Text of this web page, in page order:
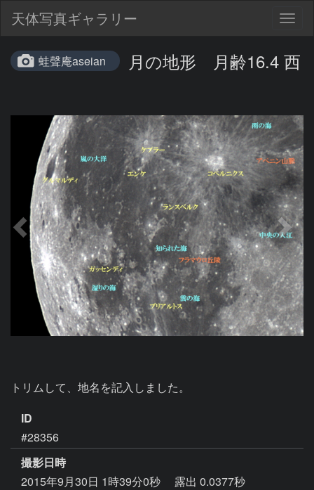
天体写真ギャラリー
蛙聲庵aseian 月の地形 月齢16.4 西
トリムして、地名を記入しました。
ID
#28356
撮影日時
2015年9月30日 1時39分0秒
露出 0.0377秒